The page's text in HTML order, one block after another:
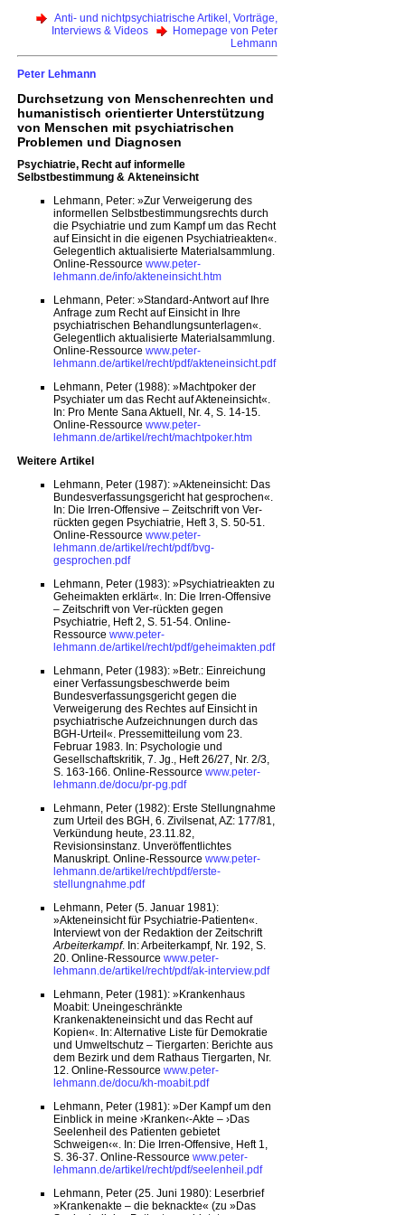
Anti- und nichtpsychiatrische Artikel, Vorträge,
Interviews & Videos
Homepage von Peter
Lehmann
Peter Lehmann
Durchsetzung von Menschenrechten und
humanistisch orientierter Unterstützung
von Menschen mit psychiatrischen
Problemen und Diagnosen
Psychiatrie, Recht auf informelle
Selbstbestimmung & Akteneinsicht
Lehmann, Peter: »Zur Verweigerung des
informellen Selbstbestimmungsrechts durch
die Psychiatrie und zum Kampf um das Recht
auf Einsicht in die eigenen Psychiatrieakten«.
Gelegentlich aktualisierte Materialsammlung.
Online-Ressource www.peter-
lehmann.de/info/akteneinsicht.htm
Lehmann, Peter: »Standard-Antwort auf Ihre
Anfrage zum Recht auf Einsicht in Ihre
psychiatrischen Behandlungsunterlagen«.
Gelegentlich aktualisierte Materialsammlung.
Online-Ressource www.peter-
lehmann.de/artikel/recht/pdf/akteneinsicht.pdf
Lehmann, Peter (1988): »Machtpoker der
Psychiater um das Recht auf Akteneinsicht«.
In: Pro Mente Sana Aktuell, Nr. 4, S. 14-15.
Online-Ressource www.peter-
lehmann.de/artikel/recht/machtpoker.htm
Weitere Artikel
Lehmann, Peter (1987): »Akteneinsicht: Das
Bundesverfassungsgericht hat gesprochen«.
In: Die Irren-Offensive – Zeitschrift von Ver-
rückten gegen Psychiatrie, Heft 3, S. 50-51.
Online-Ressource www.peter-
lehmann.de/artikel/recht/pdf/bvg-
gesprochen.pdf
Lehmann, Peter (1983): »Psychiatrieakten zu
Geheimakten erklärt«. In: Die Irren-Offensive
– Zeitschrift von Ver-rückten gegen
Psychiatrie, Heft 2, S. 51-54. Online-
Ressource www.peter-
lehmann.de/artikel/recht/pdf/geheimakten.pdf
Lehmann, Peter (1983): »Betr.: Einreichung
einer Verfassungsbeschwerde beim
Bundesverfassungsgericht gegen die
Verweigerung des Rechtes auf Einsicht in
psychiatrische Aufzeichnungen durch das
BGH-Urteil«. Pressemitteilung vom 23.
Februar 1983. In: Psychologie und
Gesellschaftskritik, 7. Jg., Heft 26/27, Nr. 2/3,
S. 163-166. Online-Ressource www.peter-
lehmann.de/docu/pr-pg.pdf
Lehmann, Peter (1982): Erste Stellungnahme
zum Urteil des BGH, 6. Zivilsenat, AZ: 177/81,
Verkündung heute, 23.11.82,
Revisionsinstanz. Unveröffentlichtes
Manuskript. Online-Ressource www.peter-
lehmann.de/artikel/recht/pdf/erste-
stellungnahme.pdf
Lehmann, Peter (5. Januar 1981):
»Akteneinsicht für Psychiatrie-Patienten«.
Interviewt von der Redaktion der Zeitschrift
Arbeiterkampf. In: Arbeiterkampf, Nr. 192, S.
20. Online-Ressource www.peter-
lehmann.de/artikel/recht/pdf/ak-interview.pdf
Lehmann, Peter (1981): »Krankenhaus
Moabit: Uneingeschränkte
Krankenakteneinsicht und das Recht auf
Kopien«. In: Alternative Liste für Demokratie
und Umweltschutz – Tiergarten: Berichte aus
dem Bezirk und dem Rathaus Tiergarten, Nr.
12. Online-Ressource www.peter-
lehmann.de/docu/kh-moabit.pdf
Lehmann, Peter (1981): »Der Kampf um den
Einblick in meine ›Kranken‹-Akte – ›Das
Seelenheil des Patienten gebietet
Schweigen‹«. In: Die Irren-Offensive, Heft 1,
S. 36-37. Online-Ressource www.peter-
lehmann.de/artikel/recht/pdf/seelenheil.pdf
Lehmann, Peter (25. Juni 1980): Leserbrief
»Krankenakte – die beknackte« (zu »Das